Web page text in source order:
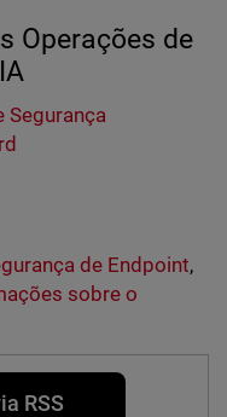
Operações de
Segurança
de Endpoint,
sobre o
RSS